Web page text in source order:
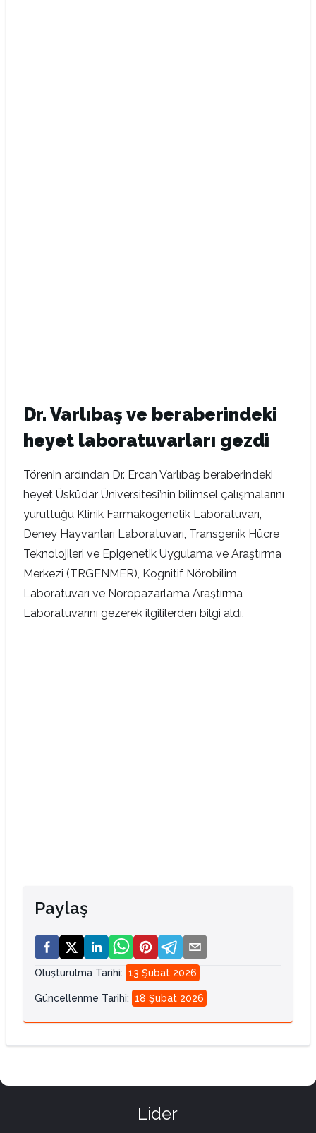
Dr. Varlıbaş ve beraberindeki
heyet laboratuvarları gezdi
Törenin ardından Dr. Ercan Varlıbaş beraberindeki
heyet Üsküdar Üniversitesi’nin bilimsel çalışmalarını
yürüttüğü Klinik Farmakogenetik Laboratuvarı,
Deney Hayvanları Laboratuvarı, Transgenik Hücre
Teknolojileri ve Epigenetik Uygulama ve Araştırma
Merkezi (TRGENMER), Kognitif Nörobilim
Laboratuvarı ve Nöropazarlama Araştırma
Laboratuvarını gezerek ilgililerden bilgi aldı.
Paylaş
Oluşturulma Tarihi: 13 Şubat 2026
Güncellenme Tarihi: 18 Şubat 2026
Lider